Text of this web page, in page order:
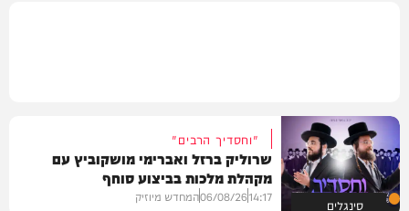
סינגלים
"וחסדיך הרבים"
שרוליק ברזל ואברימי מושקוביץ עם
מקהלת מלכות בביצוע סוחף
14:17
06/08/26המחדש מיוזיק